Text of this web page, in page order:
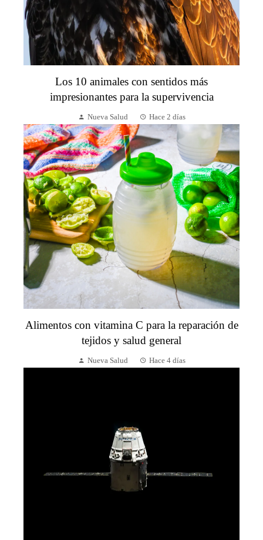
Los 10 animales con sentidos más
impresionantes para la supervivencia
Nueva Salud Hace 2 días
Alimentos con vitamina C para la reparación de
tejidos y salud general
Nueva Salud Hace 4 días